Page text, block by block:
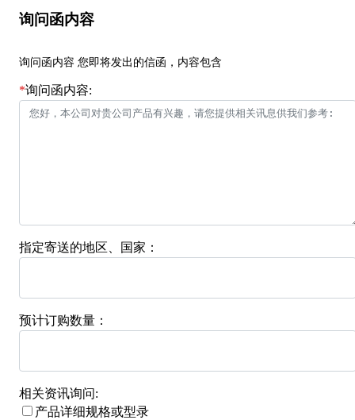
询问函内容
询问函内容 您即将发出的信函，内容包含
*询问函内容:
指定寄送的地区、国家：
预计订购数量：
相关资讯询问:
产品详细规格或型录